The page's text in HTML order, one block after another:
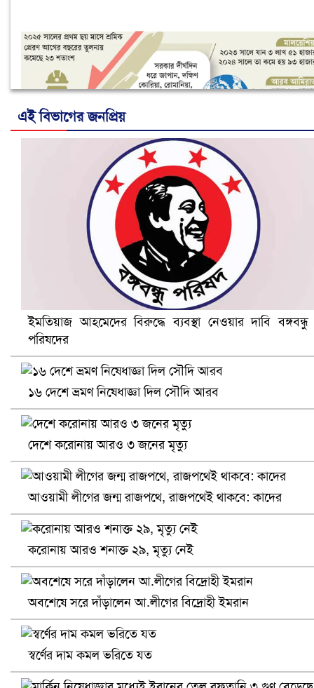
নানা সংকটে রিক্রুটিং এজেন্সি, হুমকির মুখে শ্রম রপ্তানি
খুলনায় বিএনপি অফিসে গুলি-বোমা হামলা, নিহত ১
প্রোটিয়াদের হারিয়ে বিশ্বকাপের শিরোপা ঘরে তুলল ভারত
এই বিভাগের জনপ্রিয়
ইমতিয়াজ আহমেদের বিরুদ্ধে ব্যবস্থা নেওয়ার দাবি বঙ্গবন্ধু
পরিষদের
১৬ দেশে ভ্রমণ নিষেধাজ্ঞা দিল সৌদি আরব
দেশে করোনায় আরও ৩ জনের মৃত্যু
আওয়ামী লীগের জন্ম রাজপথে, রাজপথেই থাকবে: কাদের
করোনায় আরও শনাক্ত ২৯, মৃত্যু নেই
অবশেষে সরে দাঁড়ালেন আ.লীগের বিদ্রোহী ইমরান
স্বর্ণের দাম কমল ভরিতে যত